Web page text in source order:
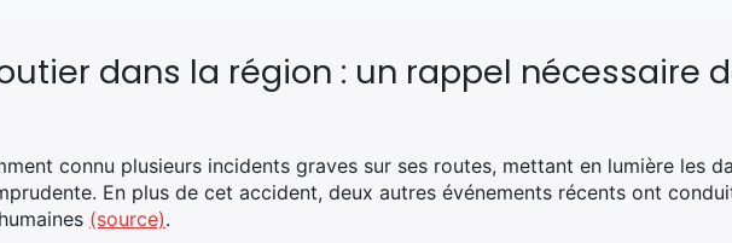
dans la région : un rappel nécessaire
connu plusieurs incidents graves sur ses routes, mettant en lumière les
En plus de cet accident, deux autres événements récents ont
(source).